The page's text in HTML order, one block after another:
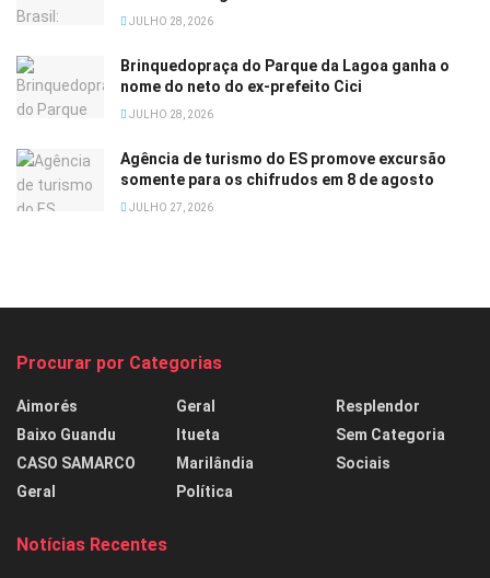
JULHO 28, 2026
Brinquedopraça do Parque da Lagoa ganha o
nome do neto do ex-prefeito Cici
JULHO 28, 2026
Agência de turismo do ES promove excursão
somente para os chifrudos em 8 de agosto
JULHO 27, 2026
Procurar por Categorias
Aimorés
Baixo Guandu
CASO SAMARCO
Geral
Geral
Itueta
Marilândia
Política
Resplendor
Sem Categoria
Sociais
Notícias Recentes